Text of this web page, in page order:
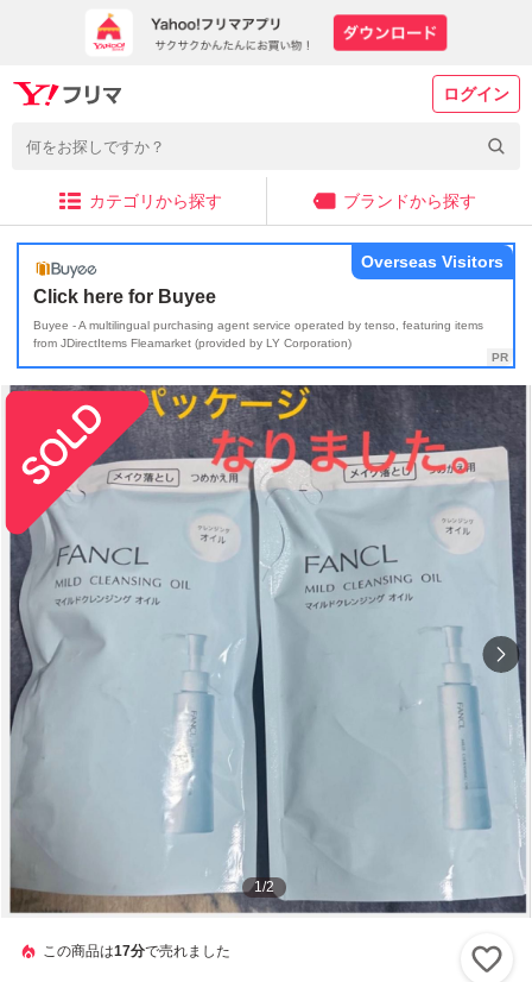
ログイン
カテゴリから探す ブランドから探す
Click here for Buyee
Buyee - A multilingual purchasing agent service operated by tenso, featuring items
from JDirectItems Fleamarket (provided by LY Corporation)
Overseas Visitors
1/2
この商品は17分で売れました